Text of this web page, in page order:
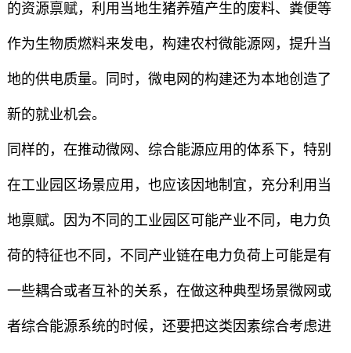
的资源禀赋，利用当地生猪养殖产生的废料、粪便等
作为生物质燃料来发电，构建农村微能源网，提升当
地的供电质量。同时，微电网的构建还为本地创造了
新的就业机会。
同样的，在推动微网、综合能源应用的体系下，特别
在工业园区场景应用，也应该因地制宜，充分利用当
地禀赋。因为不同的工业园区可能产业不同，电力负
荷的特征也不同，不同产业链在电力负荷上可能是有
一些耦合或者互补的关系，在做这种典型场景微网或
者综合能源系统的时候，还要把这类因素综合考虑进